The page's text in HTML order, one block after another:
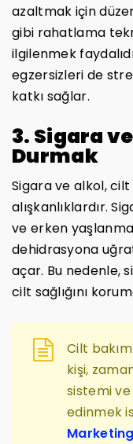
azaltmak için
gibi rahatlama
ilgilenmek
egzersizleri de
katkı sağlar.
3. Sigara
Durmak
Sigara ve alkol, cilt
alışkanlıklardır.
ve erken
dehidrasyona
açar. Bu nedenle,
cilt sağlığını
Cilt
kişi,
sistemi
edinmek
Marketing